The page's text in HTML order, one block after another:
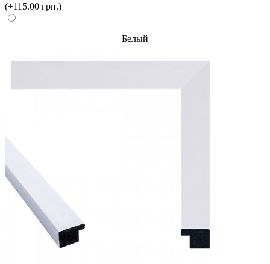
(+115.00 грн.)
Белый